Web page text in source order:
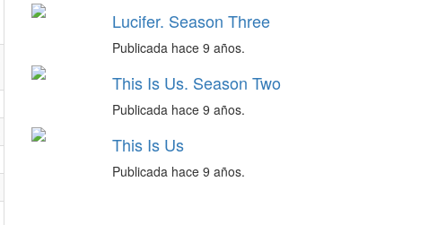
Lucifer. Season Three
Publicada hace 9 años.
This Is Us. Season Two
Publicada hace 9 años.
This Is Us
Publicada hace 9 años.